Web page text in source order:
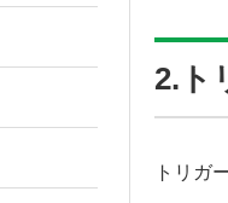
2.ト
トリガ